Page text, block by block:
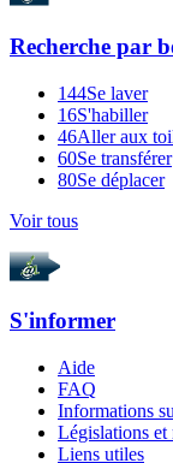
Recherche par
144Se laver
16S'habiller
46Aller aux
60Se transférer
80Se déplacer
Voir tous
S'informer
Aide
FAQ
Informations
Législations et
Liens utiles